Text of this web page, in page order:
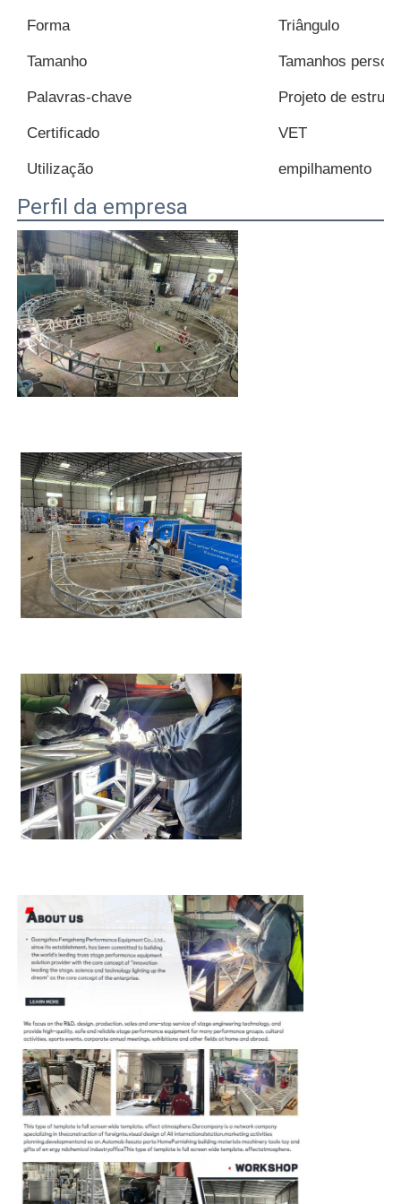
Forma Triângulo
Tamanho Tamanhos
Palavras-chave Projeto de
Certificado VET
Utilização empilhamento
Perfil da empresa